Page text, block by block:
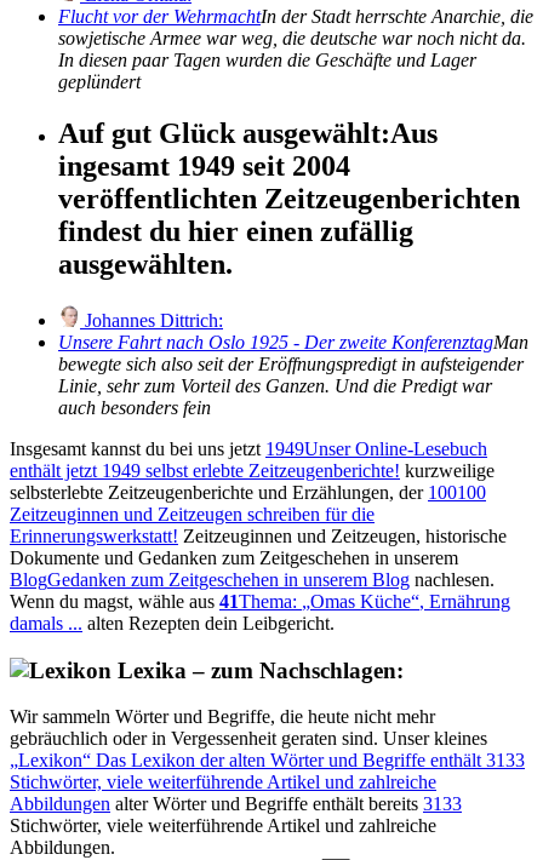
Flucht vor der WehrmachtIn der Stadt herrschte Anarchie, die
sowjetische Armee war weg, die deutsche war noch nicht da.
In diesen paar Tagen wurden die Geschäfte und Lager
geplündert
Auf gut Glück ausgewählt:Aus
ingesamt 1949 seit 2004
veröffentlichten Zeitzeugenberichten
findest du hier einen zufällig
ausgewählten.
Johannes Dittrich:
Unsere Fahrt nach Oslo 1925 - Der zweite KonferenztagMan
bewegte sich also seit der Eröffnungspredigt in aufsteigender
Linie, sehr zum Vorteil des Ganzen. Und die Predigt war
auch besonders fein
Insgesamt kannst du bei uns jetzt 1949Unser Online-Lesebuch
enthält jetzt 1949 selbst erlebte Zeitzeugenberichte! kurzweilige
selbsterlebte Zeitzeugenberichte und Erzählungen, der 100100
Zeitzeuginnen und Zeitzeugen schreiben für die
Erinnerungswerkstatt! Zeitzeuginnen und Zeitzeugen, historische
Dokumente und Gedanken zum Zeitgeschehen in unserem
BlogGedanken zum Zeitgeschehen in unserem Blog nachlesen.
Wenn du magst, wähle aus 41Thema: Omas Küche , Ernährung
damals ... alten Rezepten dein Leibgericht.
Lexika – zum Nachschlagen:
Wir sammeln Wörter und Begriffe, die heute nicht mehr
gebräuchlich oder in Vergessenheit geraten sind. Unser kleines
Lexikon
Das Lexikon der alten Wörter und Begriffe enthält 3133
Stichwörter, viele weiterführende Artikel und zahlreiche
Abbildungen alter Wörter und Begriffe enthält bereits 3133
Stichwörter, viele weiterführende Artikel und zahlreiche
Abbildungen.